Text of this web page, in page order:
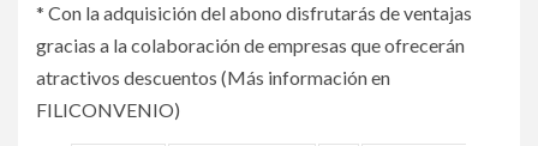
* Con la adquisición del abono disfrutarás de ventajas
gracias a la colaboración de empresas que ofrecerán
atractivos descuentos (Más información en
FILICONVENIO)